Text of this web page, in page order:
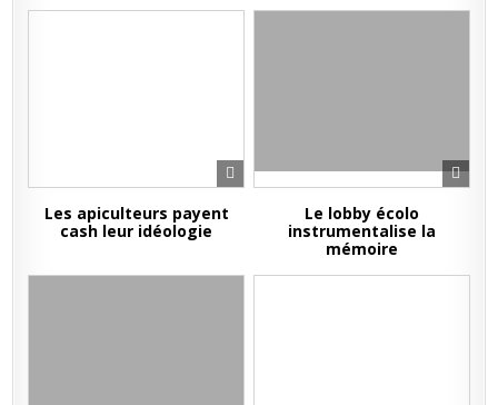
Les apiculteurs payent
cash leur idéologie
Le lobby écolo
instrumentalise la
mémoire